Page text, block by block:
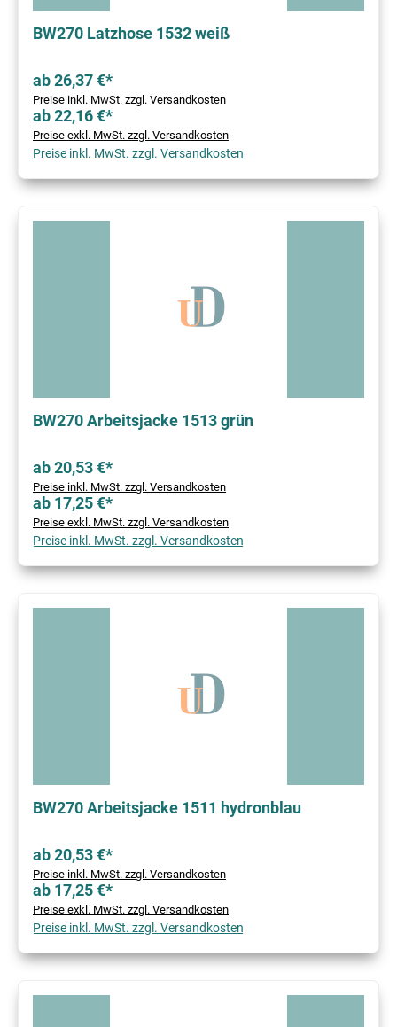
BW270 Latzhose 1532 weiß
ab 26,37 €*
Preise inkl. MwSt. zzgl. Versandkosten
ab 22,16 €*
Preise exkl. MwSt. zzgl. Versandkosten
Preise inkl. MwSt. zzgl. Versandkosten
BW270 Arbeitsjacke 1513 grün
ab 20,53 €*
Preise inkl. MwSt. zzgl. Versandkosten
ab 17,25 €*
Preise exkl. MwSt. zzgl. Versandkosten
Preise inkl. MwSt. zzgl. Versandkosten
BW270 Arbeitsjacke 1511 hydronblau
ab 20,53 €*
Preise inkl. MwSt. zzgl. Versandkosten
ab 17,25 €*
Preise exkl. MwSt. zzgl. Versandkosten
Preise inkl. MwSt. zzgl. Versandkosten